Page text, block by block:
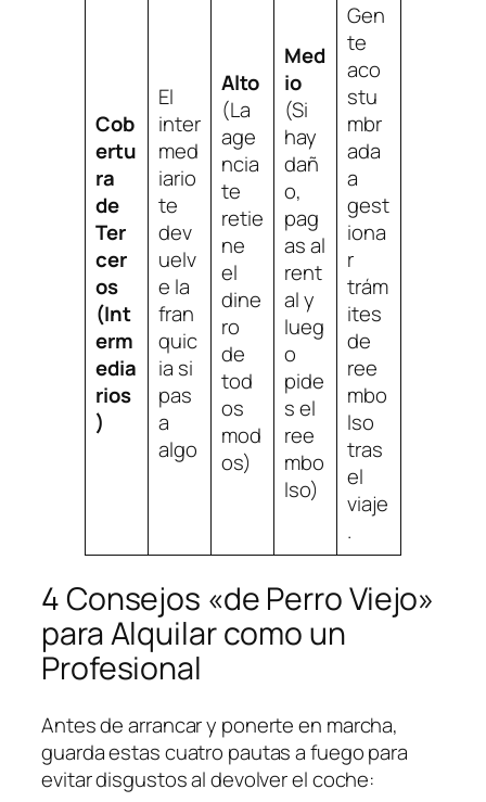
Cob
ertu
ra
de
Ter
cer
os
(Int
erm
edia
rios
)
El
inter
med
iario
te
dev
uelv
e la
fran
quic
ia si
pas
a
algo
Alto
(La
age
ncia
te
retie
ne
el
dine
ro
de
tod
os
mod
os)
Med
io
(Si
hay
dañ
o,
pag
as al
rent
al y
lueg
o
pide
s el
ree
mbo
lso)
Gen
te
aco
stu
mbr
ada
a
gest
iona
r
trám
ites
de
ree
mbo
lso
tras
el
viaje
.
4 Consejos «de Perro Viejo»
para Alquilar como un
Profesional
Antes de arrancar y ponerte en marcha,
guarda estas cuatro pautas a fuego para
evitar disgustos al devolver el coche: